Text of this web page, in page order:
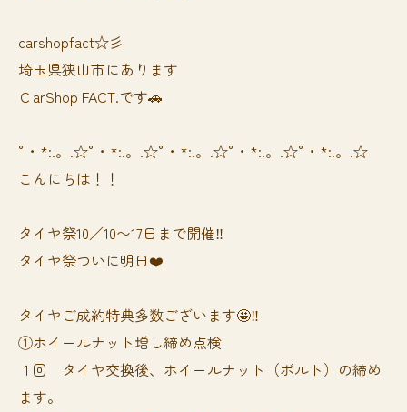
carshopfact☆彡
埼玉県狭山市にあります
ＣarShop FACT.です🚗
°・*:.。.☆°・*:.。.☆°・*:.。.☆°・*:.。.☆°・*:.。.☆
こんにちは！！
タイヤ祭10／10〜17日まで開催‼️
タイヤ祭ついに明日❤️
タイヤご成約特典多数ございます🤩‼️
①ホイールナット増し締め点検
１回 タイヤ交換後、ホイールナット（ボルト）の締め
ます。